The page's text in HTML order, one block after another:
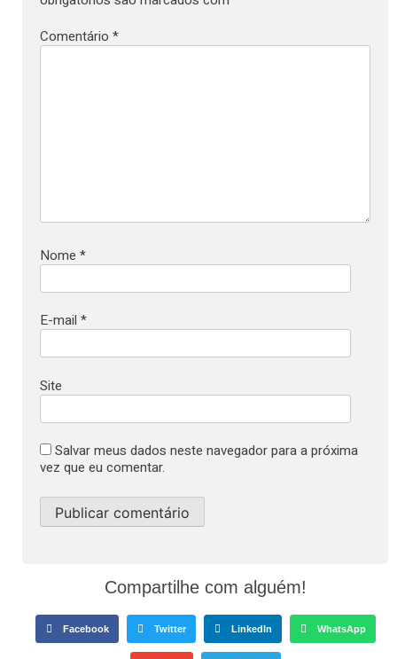
Comentário *
Nome *
E-mail *
Site
Salvar meus dados neste navegador para a próxima
vez que eu comentar.
Compartilhe com alguém!
Facebook Twitter LinkedIn WhatsApp